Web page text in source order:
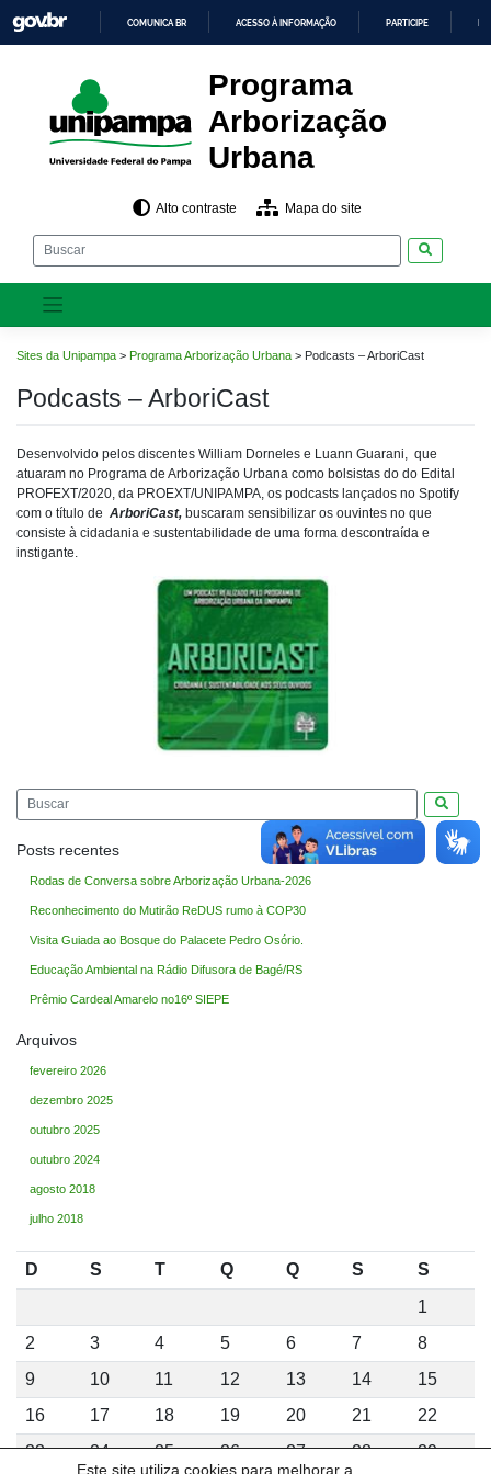
Este site utiliza cookies para melhorar a
para
o
O
CONTEÚDO
COMUNICA BR ACESSO À INFORMAÇÃO PARTICIPE
Programa
Arborização
Urbana
Alto contraste Mapa do site
Sites da Unipampa > Programa Arborização Urbana > Podcasts – ArboriCast
Podcasts – ArboriCast
Desenvolvido pelos discentes William Dorneles e Luann Guarani, que
atuaram no Programa de Arborização Urbana como bolsistas do do Edital
PROFEXT/2020, da PROEXT/UNIPAMPA, os podcasts lançados no Spotify
com o título de ArboriCast, buscaram sensibilizar os ouvintes no que
consiste à cidadania e sustentabilidade de uma forma descontraída e
instigante.
Posts recentes
Rodas de Conversa sobre Arborização Urbana-2026
Reconhecimento do Mutirão ReDUS rumo à COP30
Visita Guiada ao Bosque do Palacete Pedro Osório.
Educação Ambiental na Rádio Difusora de Bagé/RS
Prêmio Cardeal Amarelo no16º SIEPE
Arquivos
fevereiro 2026
dezembro 2025
outubro 2025
outubro 2024
agosto 2018
julho 2018
D S T Q Q S
S
1
2
3 4 5 6 7
8
9
10 11 12 13 14
15
16
17 18 19 20 21
22
23
24 25 26 27 28 29